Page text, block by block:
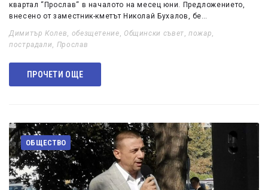
квартал “Прослав“ в началото на месец юни. Предложението,
внесено от заместник-кметът Николай Бухалов, бе…
Димитър Колев, обезщетение, Общински съвет,пожар,
пострадали, Прослав
ПРОЧЕТИ ОЩЕ
ОБЩЕСТВО